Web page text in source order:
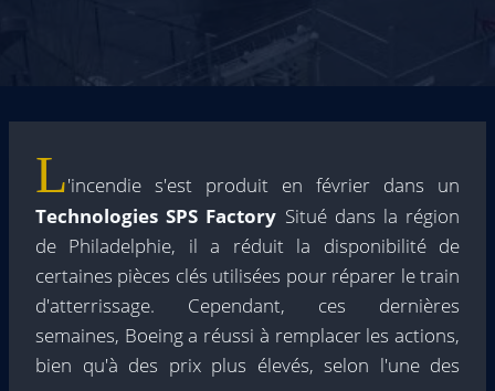
L'incendie s'est produit en février dans un
Technologies SPS Factory Situé dans la région
de Philadelphie, il a réduit la disponibilité de
certaines pièces clés utilisées pour réparer le train
d'atterrissage. Cependant, ces dernières
semaines, Boeing a réussi à remplacer les actions,
bien qu'à des prix plus élevés, selon l'une des